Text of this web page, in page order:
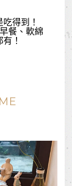
得到！
餐、軟綿
！